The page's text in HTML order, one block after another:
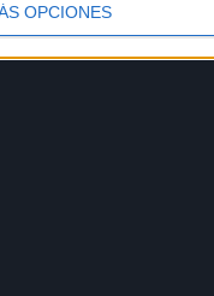
OPCIONES